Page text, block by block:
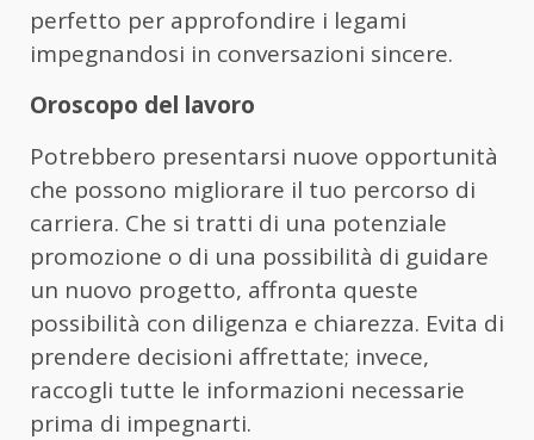
perfetto per approfondire i legami
impegnandosi in conversazioni sincere.
Oroscopo del lavoro
Potrebbero presentarsi nuove opportunità
che possono migliorare il tuo percorso di
carriera. Che si tratti di una potenziale
promozione o di una possibilità di guidare
un nuovo progetto, affronta queste
possibilità con diligenza e chiarezza. Evita di
prendere decisioni affrettate; invece,
raccogli tutte le informazioni necessarie
prima di impegnarti.